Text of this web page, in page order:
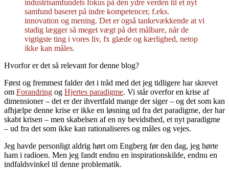
industrisamfundets fokus på den ydre verden til et nyt
samfund baseret på indre kompetencer, f.eks.
innovation og mening. Det er også tankevækkende at vi
stadig lægger så meget vægt på det målbare, når de
vigtigste ting i vores liv, fx glæde og kærlighed, netop
ikke kan måles.
Hvorfor er det så relevant for denne blog?
Først og fremmest falder det i tråd med det jeg tidligere har skrevet
om Forandring og Hjertes paradigme. Vi står overfor en krise af
dimensioner – det er der ihvertfald mange der siger – og det som kan
afhjælpe denne krise er ikke en løsning ud fra det paradigme, der har
skabt krisen – men skabelsen af en ny bevidsthed, et nyt paradigme
– ud fra det som ikke kan rationaliseres og måles og vejes.
Jeg havde personligt aldrig hørt om Engberg før den dag, jeg hørte
ham i radioen. Men jeg fandt endnu en inspirationskilde, endnu en
indfaldsvinkel til denne problematik.